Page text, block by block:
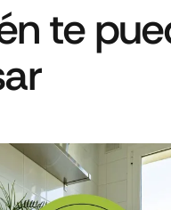
te